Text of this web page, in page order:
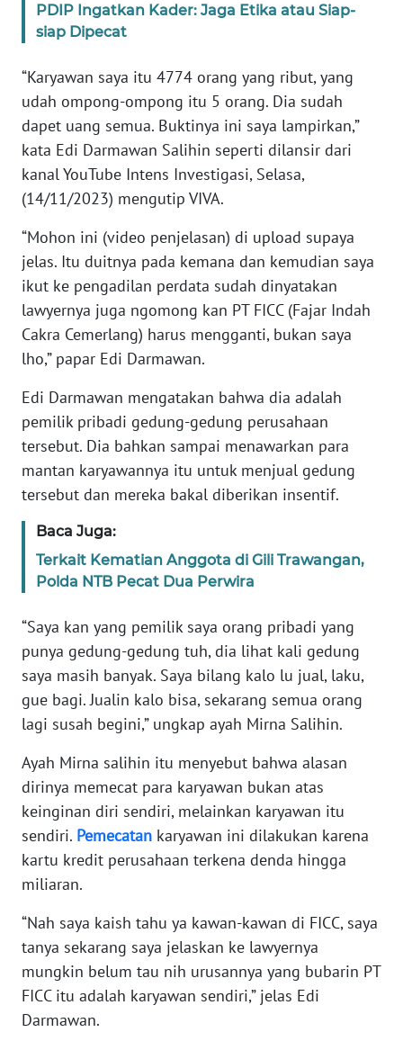
PDIP Ingatkan Kader: Jaga Etika atau Siap-
siap Dipecat
“Karyawan saya itu 4774 orang yang ribut, yang
udah ompong-ompong itu 5 orang. Dia sudah
dapet uang semua. Buktinya ini saya lampirkan,”
kata Edi Darmawan Salihin seperti dilansir dari
kanal YouTube Intens Investigasi, Selasa,
(14/11/2023) mengutip VIVA.
“Mohon ini (video penjelasan) di upload supaya
jelas. Itu duitnya pada kemana dan kemudian saya
ikut ke pengadilan perdata sudah dinyatakan
lawyernya juga ngomong kan PT FICC (Fajar Indah
Cakra Cemerlang) harus mengganti, bukan saya
lho,” papar Edi Darmawan.
Edi Darmawan mengatakan bahwa dia adalah
pemilik pribadi gedung-gedung perusahaan
tersebut. Dia bahkan sampai menawarkan para
mantan karyawannya itu untuk menjual gedung
tersebut dan mereka bakal diberikan insentif.
Baca Juga:
Terkait Kematian Anggota di Gili Trawangan,
Polda NTB Pecat Dua Perwira
“Saya kan yang pemilik saya orang pribadi yang
punya gedung-gedung tuh, dia lihat kali gedung
saya masih banyak. Saya bilang kalo lu jual, laku,
gue bagi. Jualin kalo bisa, sekarang semua orang
lagi susah begini,” ungkap ayah Mirna Salihin.
Ayah Mirna salihin itu menyebut bahwa alasan
dirinya memecat para karyawan bukan atas
keinginan diri sendiri, melainkan karyawan itu
sendiri. Pemecatan karyawan ini dilakukan karena
kartu kredit perusahaan terkena denda hingga
miliaran.
“Nah saya kaish tahu ya kawan-kawan di FICC, saya
tanya sekarang saya jelaskan ke lawyernya
mungkin belum tau nih urusannya yang bubarin PT
FICC itu adalah karyawan sendiri,” jelas Edi
Darmawan.
INFO
IKLAN
TENTANG
KAMI
PEDOMAN
SIBER
REDAKSI
KARIR
DISCLAIMER
Wahana
News
Regional
WN
SUMUT
JAKARTA
WN
WN
BANTEN
WN
NTT
WN
KEPRI
WN
PAPUA
WN
BARAT
WN
RIAU